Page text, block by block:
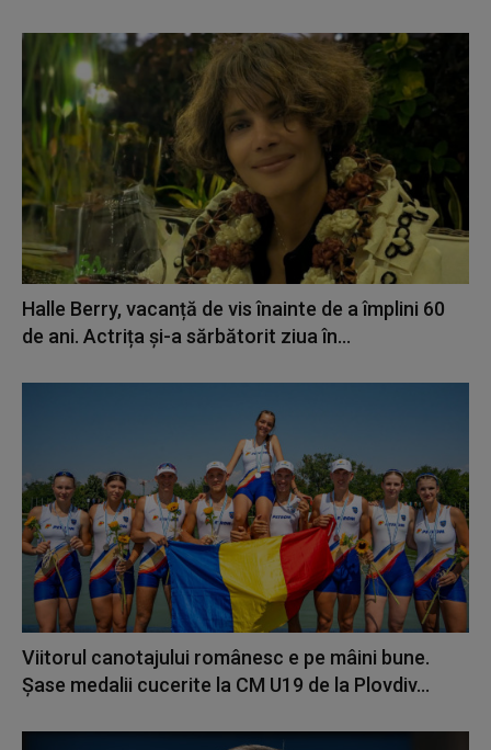
Halle Berry, vacanță de vis înainte de a împlini 60
de ani. Actrița și-a sărbătorit ziua în...
Viitorul canotajului românesc e pe mâini bune.
Șase medalii cucerite la CM U19 de la Plovdiv...